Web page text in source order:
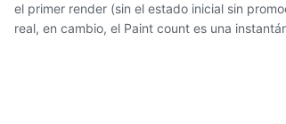
el primer render (sin el estado inicial sin
real, en cambio, el Paint count es una